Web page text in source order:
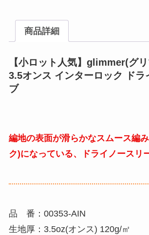
商品詳細
【小ロット人気】glimmer(グ
3.5オンス インターロック ドラ
ブ
編地の表面が滑らかなスムース編
ク)になっている、ドライノースリ
品 番：00353-AIN
生地厚：3.5oz(オンス) 120g/㎡